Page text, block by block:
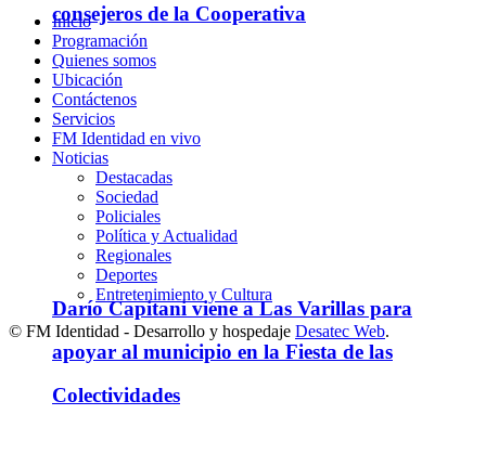
consejeros de la Cooperativa
Darío Capitani viene a Las Varillas para
apoyar al municipio en la Fiesta de las
Colectividades
Inicio
Programación
Quienes somos
Ubicación
Contáctenos
Servicios
FM Identidad en vivo
Noticias
Destacadas
Sociedad
Policiales
Política y Actualidad
Regionales
Deportes
Entretenimiento y Cultura
© FM Identidad - Desarrollo y hospedaje Desatec Web.